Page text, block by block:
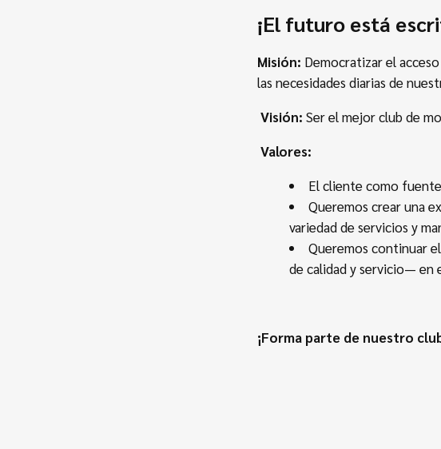
¡El futuro está
Misión: Democratizar el
las necesidades diarias de
Visión: Ser el mejor club de
Valores:
El cliente como
Queremos crear una
variedad de servicios y
Queremos continuar
de calidad y servicio— en
¡Forma parte de nuestro